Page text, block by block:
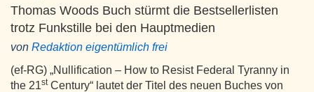
Thomas Woods Buch stürmt die Bestsellerlisten
trotz Funkstille bei den Hauptmedien
von Redaktion eigentümlich frei
(ef-RG) „Nullification – How to Resist Federal Tyranny in
the 21stCentury“ lautet der Titel des neuen Buches von